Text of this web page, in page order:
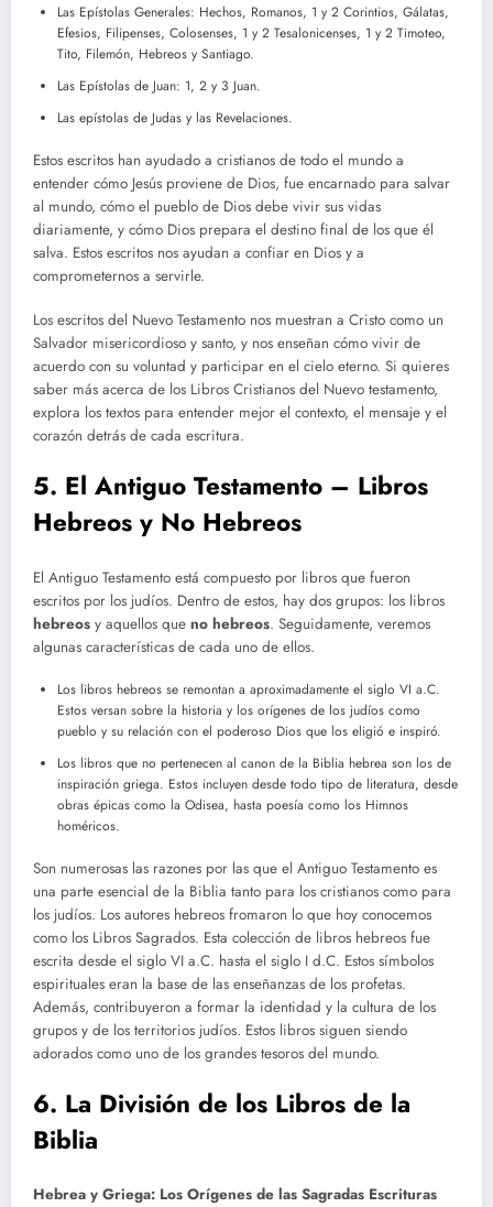
Las Epístolas Generales: Hechos, Romanos, 1 y 2 Corintios, Gálatas,
Efesios, Filipenses, Colosenses, 1 y 2 Tesalonicenses, 1 y 2 Timoteo,
Tito, Filemón, Hebreos y Santiago.
Las Epístolas de Juan: 1, 2 y 3 Juan.
Las epístolas de Judas y las Revelaciones.
Estos escritos han ayudado a cristianos de todo el mundo a
entender cómo Jesús proviene de Dios, fue encarnado para salvar
al mundo, cómo el pueblo de Dios debe vivir sus vidas
diariamente, y cómo Dios prepara el destino final de los que él
salva. Estos escritos nos ayudan a confiar en Dios y a
comprometernos a servirle.
Los escritos del Nuevo Testamento nos muestran a Cristo como un
Salvador misericordioso y santo, y nos enseñan cómo vivir de
acuerdo con su voluntad y participar en el cielo eterno. Si quieres
saber más acerca de los Libros Cristianos del Nuevo testamento,
explora los textos para entender mejor el contexto, el mensaje y el
corazón detrás de cada escritura.
5. El Antiguo Testamento – Libros
Hebreos y No Hebreos
El Antiguo Testamento está compuesto por libros que fueron
escritos por los judíos. Dentro de estos, hay dos grupos: los libros
hebreos y aquellos que no hebreos. Seguidamente, veremos
algunas características de cada uno de ellos.
Los libros hebreos se remontan a aproximadamente el siglo VI a.C.
Estos versan sobre la historia y los orígenes de los judíos como
pueblo y su relación con el poderoso Dios que los eligió e inspiró.
Los libros que no pertenecen al canon de la Biblia hebrea son los de
inspiración griega. Estos incluyen desde todo tipo de literatura, desde
obras épicas como la Odisea, hasta poesía como los Himnos
homéricos.
Son numerosas las razones por las que el Antiguo Testamento es
una parte esencial de la Biblia tanto para los cristianos como para
los judíos. Los autores hebreos fromaron lo que hoy conocemos
como los Libros Sagrados. Esta colección de libros hebreos fue
escrita desde el siglo VI a.C. hasta el siglo I d.C. Estos símbolos
espirituales eran la base de las enseñanzas de los profetas.
Además, contribuyeron a formar la identidad y la cultura de los
grupos y de los territorios judíos. Estos libros siguen siendo
adorados como uno de los grandes tesoros del mundo.
6. La División de los Libros de la
Biblia
Hebrea y Griega: Los Orígenes de las Sagradas Escrituras